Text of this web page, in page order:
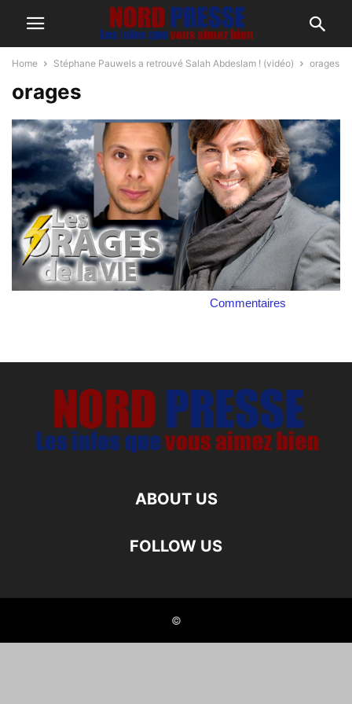
Home Stéphane Pauwels a retrouvé Salah Abdeslam ! (vidéo) orages
orages
Commentaires
ABOUT US
FOLLOW US
©